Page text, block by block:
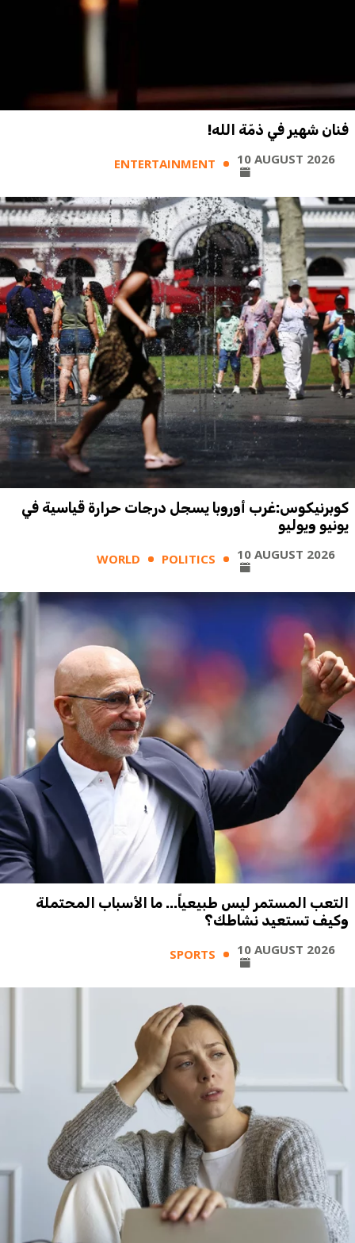
فنان شهير في ذمّة الله!
ENTERTAINMENT 10 AUGUST 2026
كوبرنيكوس:غرب أوروبا يسجل درجات حرارة قياسية في
يونيو ويوليو
WORLD POLITICS 10 AUGUST 2026
التعب المستمر ليس طبيعياً... ما الأسباب المحتملة
وكيف تستعيد نشاطك؟
SPORTS 10 AUGUST 2026